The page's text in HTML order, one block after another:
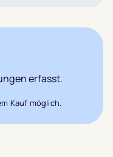
erfasst.
Kauf möglich.